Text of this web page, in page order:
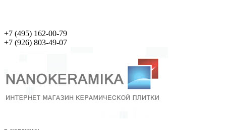
+7 (495) 162-00-79
+7 (926) 803-49-07